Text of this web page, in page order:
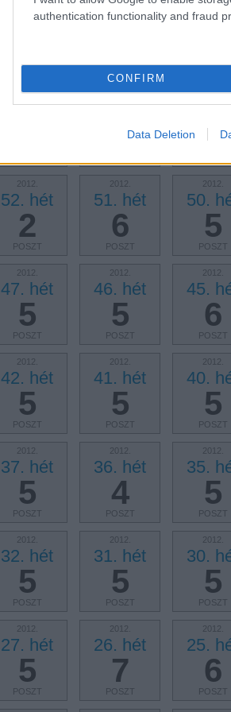
authentication functionality and fraud
CONFIRM
Data Deletion
2013.
8. hét
POSZT
2013.
7. hét
POSZT
2013.
6.
POSZT
2013.
3. hét
2013.
2. hét
6
2013.
1.
5
2012.
52. hét
2
POSZT
2012.
51. hét
6
POSZT
2012.
50.
5
POSZT
2012.
47. hét
5
POSZT
2012.
46. hét
5
POSZT
2012.
45.
6
POSZT
2012.
42. hét
5
POSZT
2012.
41. hét
5
POSZT
2012.
40.
5
POSZT
2012.
37. hét
5
POSZT
2012.
36. hét
4
POSZT
2012.
35.
5
POSZT
2012.
32. hét
5
POSZT
2012.
31. hét
5
POSZT
2012.
30.
5
POSZT
2012.
27. hét
5
POSZT
2012.
26. hét
7
POSZT
2012.
25.
6
POSZT